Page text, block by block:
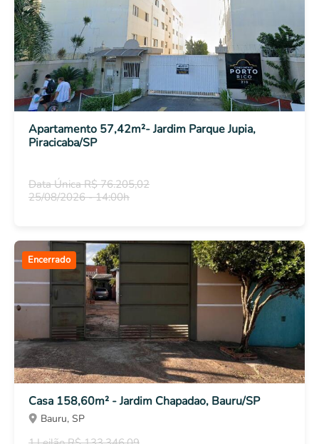
Apartamento 57,42m²- Jardim Parque Jupia,
Piracicaba/SP
Data Única R$ 76.205,02
25/08/2026 - 14:00h
Encerrado
Casa 158,60m² - Jardim Chapadao, Bauru/SP
Bauru, SP